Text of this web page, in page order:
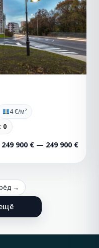
4 €/м²
0
249 900 € — 249 900 €
→